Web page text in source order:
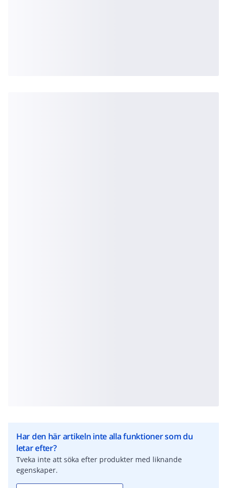
Har den här artikeln inte alla funktioner som du
letar efter?
Tveka inte att söka efter produkter med liknande
egenskaper.